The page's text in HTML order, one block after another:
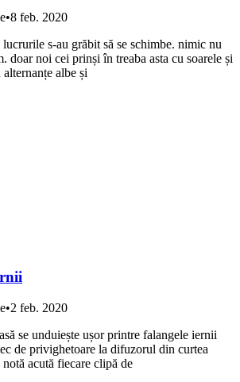
•8 feb. 2020
s-au grăbit să se schimbe. nimic nu
doar noi cei prinși în treaba asta cu soarele și
albe și
•2 feb. 2020
se unduiește ușor printre falangele iernii
de privighetoare la difuzorul din curtea
acută fiecare clipă de